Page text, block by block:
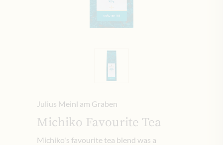
Julius Meinl am Graben
Michiko Favourite Tea
Michiko's favourite tea blend was a